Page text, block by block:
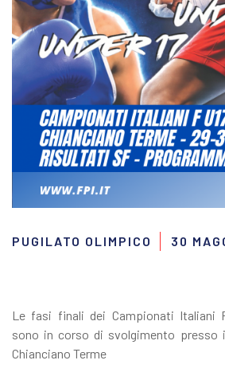
PUGILATO OLIMPICO 30
Le fasi finali dei Campionati Italiani
sono in corso di svolgimento presso
Chianciano Terme